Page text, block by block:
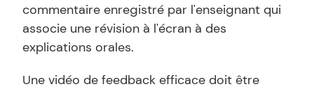
commentaire enregistré par l'enseignant qui
associe une révision à l'écran à des
explications orales.
Une vidéo de feedback efficace doit être